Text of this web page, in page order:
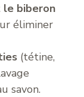
biberon
éliminer
(tétine,
savon.